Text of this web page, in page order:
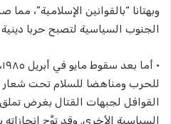
وبهتانا “بالقوانين الإسلامية”،
الجنوب السياسية لتصبح حربا
للحرب ومناهضا للسلام تحت شعار
القوافل لجبهات القتال بغرض تملق
السياسية الأخرى. وقد توَّّج